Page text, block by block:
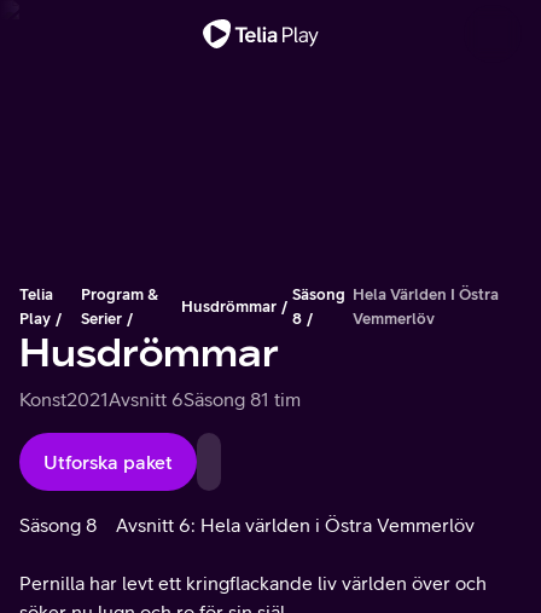
Telia
Play
Program &
Serier
Husdrömmar
Säsong
8
Hela Världen I Östra
Vemmerlöv
Husdrömmar
Konst2021Avsnitt 6Säsong 81 tim
Utforska paket
Säsong 8 Avsnitt 6: Hela världen i Östra Vemmerlöv
Pernilla har levt ett kringflackande liv världen över och